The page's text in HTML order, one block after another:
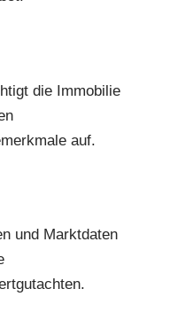
die Immobilie
auf.
und Marktdaten